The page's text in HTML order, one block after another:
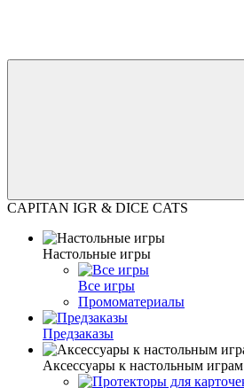
CAPITAN IGR & DICE CATS
Настольные игры
Все игры
Промоматериалы
Предзаказы
Аксессуары к настольным играм